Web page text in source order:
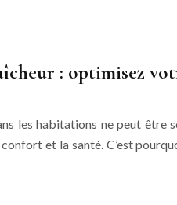
: optimisez
les habitations ne peut être
et la santé. C’est